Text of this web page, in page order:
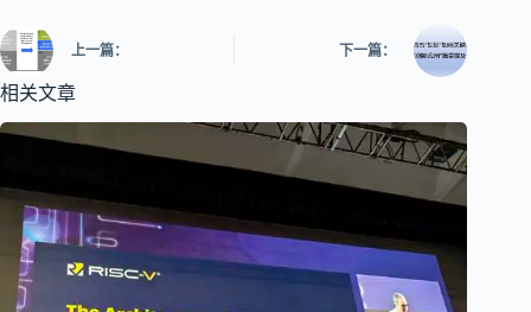
上一篇： 下一篇：
相关文章